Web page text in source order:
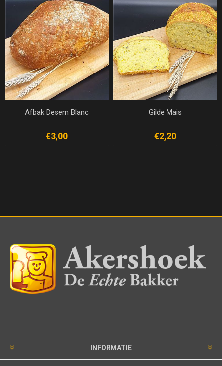
Afbak Desem Blanc
€3,00
Gilde Mais
€2,20
INFORMATIE